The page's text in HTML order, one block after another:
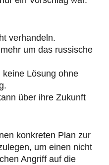
verhandeln.
um das russische
Lösung ohne
über ihre Zukunft
konkreten Plan zur
um einen nicht
Angriff auf die